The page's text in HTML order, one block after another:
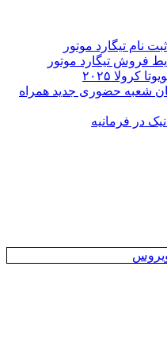
نام تیگارد موتور
فروش تیگارد موتور
۲۰۲۵
شعبه حضوری جدید همراه
در فرمانیه